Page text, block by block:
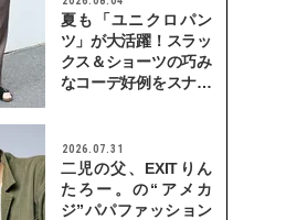
夏も「ユニクロパン
ツ」が大活躍！スラッ
クス＆ショーツの巧み
なコーデ好例をスナッ
2026.07.31
二児の父、EXITりん
たろー。の“アメカ
ジ”パパファッション